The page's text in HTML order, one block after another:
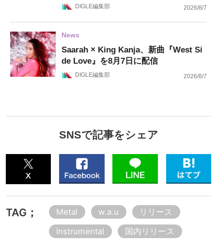
DIGLE編集部 2026/8/7
News
Saarah × King Kanja、新曲『West Si
de Love』を8月7日に配信
DIGLE編集部 2026/8/7
SNSで記事をシェア
TAG； Metal w.a.u
リリース
Instrumental
国内リリース